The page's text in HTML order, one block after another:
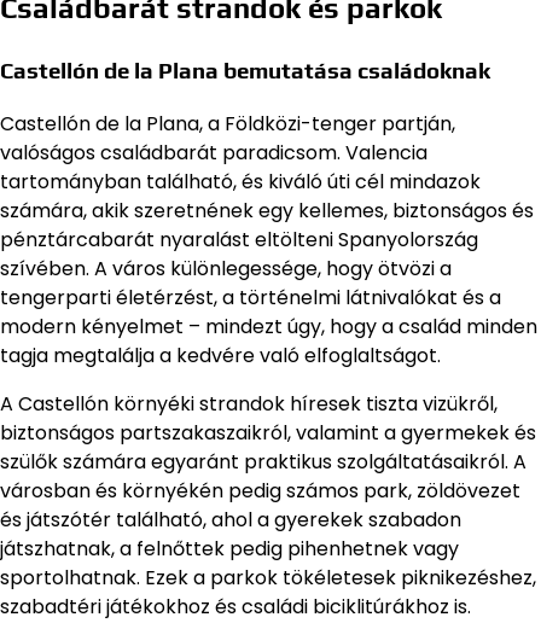
Családbarát strandok és parkok
Castellón de la Plana bemutatása családoknak
Castellón de la Plana, a Földközi-tenger partján,
valóságos családbarát paradicsom. Valencia
tartományban található, és kiváló úti cél mindazok
számára, akik szeretnének egy kellemes, biztonságos és
pénztárcabarát nyaralást eltölteni Spanyolország
szívében. A város különlegessége, hogy ötvözi a
tengerparti életérzést, a történelmi látnivalókat és a
modern kényelmet – mindezt úgy, hogy a család minden
tagja megtalálja a kedvére való elfoglaltságot.
A Castellón környéki strandok híresek tiszta vizükről,
biztonságos partszakaszaikról, valamint a gyermekek és
szülők számára egyaránt praktikus szolgáltatásaikról. A
városban és környékén pedig számos park, zöldövezet
és játszótér található, ahol a gyerekek szabadon
játszhatnak, a felnőttek pedig pihenhetnek vagy
sportolhatnak. Ezek a parkok tökéletesek piknikezéshez,
szabadtéri játékokhoz és családi biciklitúrákhoz is.